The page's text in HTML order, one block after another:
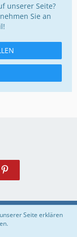
unserer Seite?
Sie an
Seite erklären